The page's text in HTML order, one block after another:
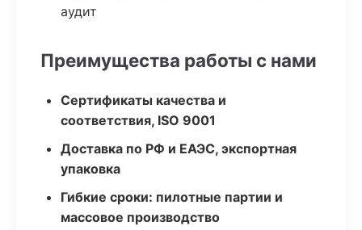
аудит
Преимущества работы с нами
Сертификаты качества и
соответствия, ISO 9001
Доставка по РФ и ЕАЭС, экспортная
упаковка
Гибкие сроки: пилотные партии и
массовое производство